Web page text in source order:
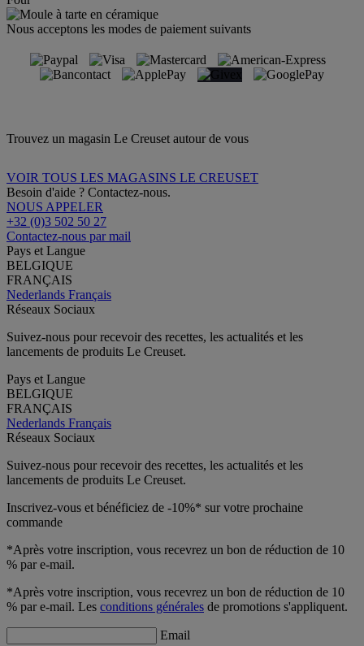
Nous acceptons les modes de paiement suivants
Trouvez un magasin Le Creuset autour de vous
VOIR TOUS LES MAGASINS LE CREUSET
Besoin d'aide ? Contactez-nous.
NOUS APPELER
+32 (0)3 502 50 27
Contactez-nous par mail
Pays et Langue
BELGIQUE
FRANÇAIS
Nederlands Français
Réseaux Sociaux
Suivez-nous pour recevoir des recettes, les actualités et les
lancements de produits Le Creuset.
Pays et Langue
BELGIQUE
FRANÇAIS
Nederlands Français
Réseaux Sociaux
Suivez-nous pour recevoir des recettes, les actualités et les
lancements de produits Le Creuset.
Inscrivez-vous et bénéficiez de -10%* sur votre prochaine
commande
*Après votre inscription, vous recevrez un bon de réduction de 10
% par e-mail.
*Après votre inscription, vous recevrez un bon de réduction de 10
% par e-mail. Les conditions générales de promotions s'appliquent.
Email